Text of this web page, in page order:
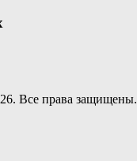
Все права защищены.